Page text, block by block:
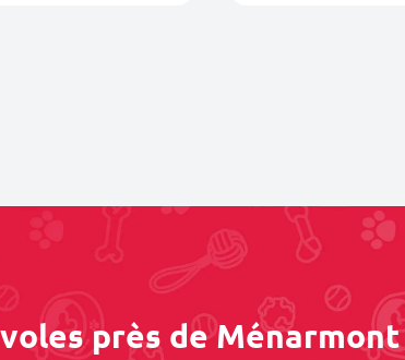
près de Ménarmont